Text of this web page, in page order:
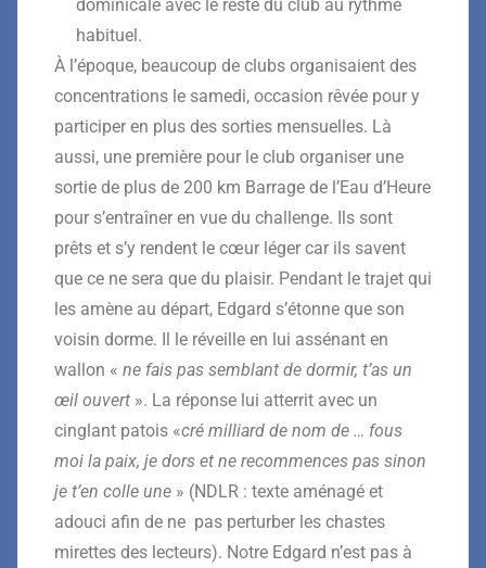
dominicale avec le reste du club au rythme
habituel.
À l’époque, beaucoup de clubs organisaient des
concentrations le samedi, occasion rêvée pour y
participer en plus des sorties mensuelles. Là
aussi, une première pour le club organiser une
sortie de plus de 200 km Barrage de l’Eau d’Heure
pour s’entraîner en vue du challenge. Ils sont
prêts et s’y rendent le cœur léger car ils savent
que ce ne sera que du plaisir. Pendant le trajet qui
les amène au départ, Edgard s’étonne que son
voisin dorme. Il le réveille en lui assénant en
wallon « ne fais pas semblant de dormir, t’as un
œil ouvert ». La réponse lui atterrit avec un
cinglant patois «cré milliard de nom de … fous
moi la paix, je dors et ne recommences pas sinon
je t’en colle une » (NDLR : texte aménagé et
adouci afin de ne pas perturber les chastes
mirettes des lecteurs). Notre Edgard n’est pas à